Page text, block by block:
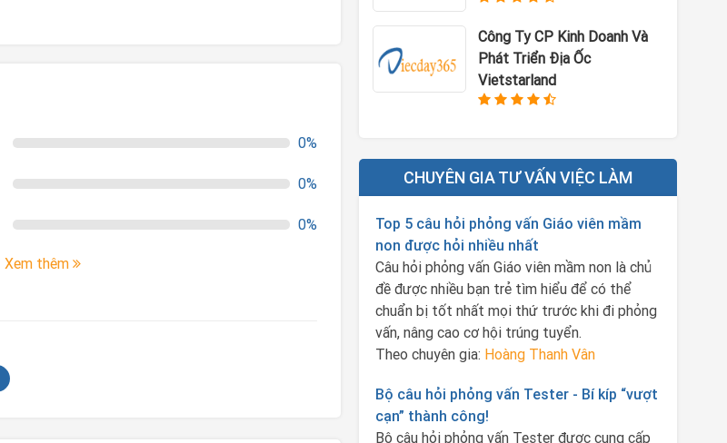
0%
0%
0%
Xem thêm
Công Ty CP Kinh Doanh Và
Phát Triển Địa Ốc
Vietstarland
CHUYÊN GIA TƯ VẤN VIỆC LÀM
Top 5 câu hỏi phỏng vấn Giáo viên mầm
non được hỏi nhiều nhất
Câu hỏi phỏng vấn Giáo viên mầm non là chủ
đề được nhiều bạn trẻ tìm hiểu để có thể
chuẩn bị tốt nhất mọi thứ trước khi đi phỏng
vấn, nâng cao cơ hội trúng tuyển.
Theo chuyên gia: Hoàng Thanh Vân
Bộ câu hỏi phỏng vấn Tester - Bí kíp “vượt
cạn” thành công!
Bộ câu hỏi phỏng vấn Tester được cung cấp